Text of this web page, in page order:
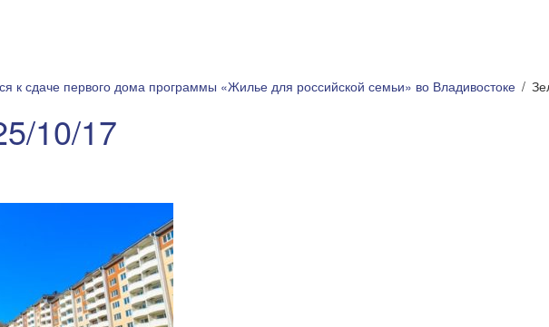
к сдаче первого дома программы «Жилье для российской семьи» во Владивостоке
10/17